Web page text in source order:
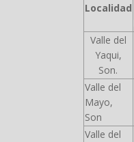
Localidad
Valle del
Yaqui,
Son.
Valle del
Mayo,
Son
Valle del